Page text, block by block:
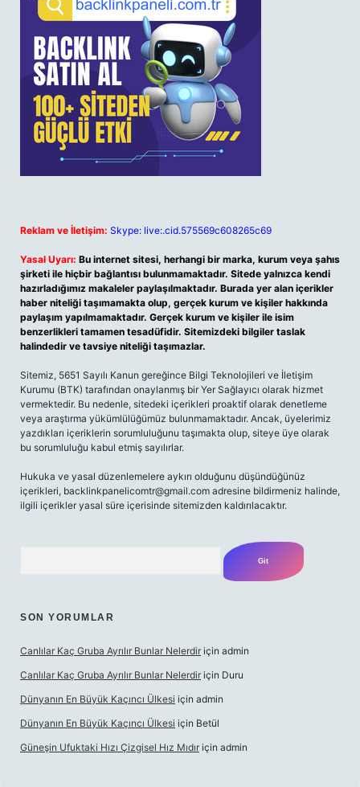
Reklam ve İletişim: Skype: live:.cid.575569c608265c69
Yasal Uyarı: Bu internet sitesi, herhangi bir marka, kurum veya şahıs
şirketi ile hiçbir bağlantısı bulunmamaktadır. Sitede yalnızca kendi
hazırladığımız makaleler paylaşılmaktadır. Burada yer alan içerikler
haber niteliği taşımamakta olup, gerçek kurum ve kişiler hakkında
paylaşım yapılmamaktadır. Gerçek kurum ve kişiler ile isim
benzerlikleri tamamen tesadüfidir. Sitemizdeki bilgiler taslak
halindedir ve tavsiye niteliği taşımazlar.
Sitemiz, 5651 Sayılı Kanun gereğince Bilgi Teknolojileri ve İletişim
Kurumu (BTK) tarafından onaylanmış bir Yer Sağlayıcı olarak hizmet
vermektedir. Bu nedenle, sitedeki içerikleri proaktif olarak denetleme
veya araştırma yükümlülüğümüz bulunmamaktadır. Ancak, üyelerimiz
yazdıkları içeriklerin sorumluluğunu taşımakta olup, siteye üye olarak
bu sorumluluğu kabul etmiş sayılırlar.
Hukuka ve yasal düzenlemelere aykırı olduğunu düşündüğünüz
içerikleri, backlinkpanelicomtr@gmail.com adresine bildirmeniz halinde,
ilgili içerikler yasal süre içerisinde sitemizden kaldırılacaktır.
SON YORUMLAR
Canlılar Kaç Gruba Ayrılır Bunlar Nelerdir için admin
Canlılar Kaç Gruba Ayrılır Bunlar Nelerdir için Duru
Dünyanın En Büyük Kaçıncı Ülkesi için admin
Dünyanın En Büyük Kaçıncı Ülkesi için Betül
Güneşin Ufuktaki Hızı Çizgisel Hız Mıdır için admin